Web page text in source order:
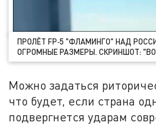
ПРОЛЁТ FP‑5 "ФЛАМИНГО" НАД
ОГРОМНЫЕ РАЗМЕРЫ. СКРИНШОТ:
Можно задаться
что будет, если страна
подвергнется ударам